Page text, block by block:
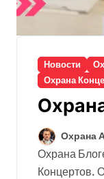
Новости
Охрана
Охрана
Охрана Блогеров. Охрана Певцов. Охрана
Концертов.